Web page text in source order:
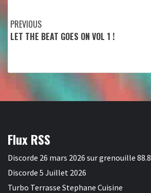
Continue
Reading
PREVIOUS
LET THE BEAT GOES ON VOL 1 !
Flux RSS
Discorde 26 mars 2026 sur grenouille 88.8
Discorde 5 Juillet 2026
Turbo Terrasse Stephane Cuisine